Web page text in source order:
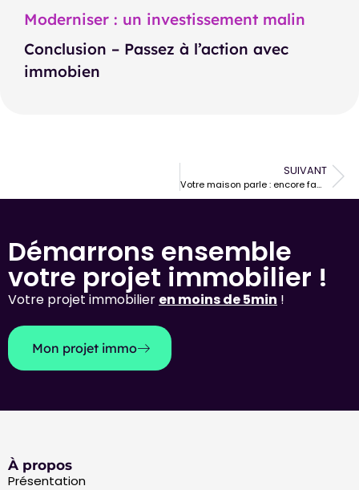
Moderniser : un investissement malin
Conclusion – Passez à l’action avec
immobien
SUIVANT
Votre maison parle : encore faut-il savoir l’écouter
Démarrons ensemble
votre projet immobilier !
Votre projet immobilier en moins de 5min !
Mon projet immo
À propos
Présentation